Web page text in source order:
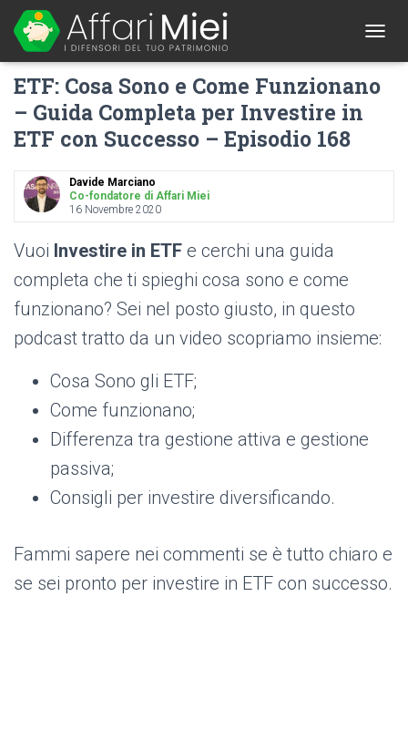
O
G
G
ETF: Cosa Sono e Come Funzionano
– Guida Completa per Investire in
ETF con Successo – Episodio 168
Davide Marciano
Co-fondatore di Affari Miei
16 Novembre 2020
Vuoi Investire in ETF e cerchi una guida
completa che ti spieghi cosa sono e come
funzionano? Sei nel posto giusto, in questo
podcast tratto da un video scopriamo insieme:
Cosa Sono gli ETF;
Come funzionano;
Differenza tra gestione attiva e gestione
passiva;
Consigli per investire diversificando.
Fammi sapere nei commenti se è tutto chiaro e
se sei pronto per investire in ETF con successo.